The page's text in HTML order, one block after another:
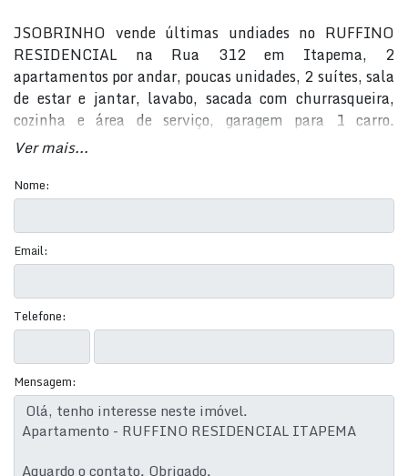
JSOBRINHO vende últimas undiades no RUFFINO
RESIDENCIAL na Rua 312 em Itapema, 2
apartamentos por andar, poucas unidades, 2 suítes, sala
de estar e jantar, lavabo, sacada com churrasqueira,
cozinha e área de serviço, garagem para 1 carro.
Condomínio com elevador, hall decorado. Entrega para
99711-3000 - WhatsApp
Ver mais...
Nome:
Email:
Telefone:
Mensagem: